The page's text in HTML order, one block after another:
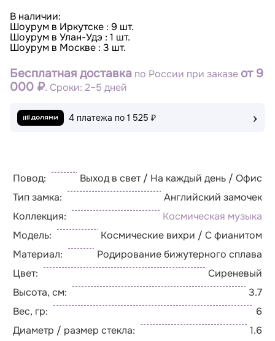
В наличии:
Шоурум в Иркутске : 9 шт.
Шоурум в Улан-Удэ : 1 шт.
Шоурум в Москве : 3 шт.
Бесплатная доставка по России при заказе от 9
000 ₽. Сроки: 2–5 дней
4 платежа по 1 525 ₽ ›
Повод:
Выход в свет / На каждый день / Офис
Тип замка:
Английский замочек
Коллекция:
Космическая музыка
Модель:
Космические вихри / С фианитом
Материал:
Родирование бижутерного сплава
Цвет:
Сиреневый
Высота, см:
3.7
Вес, гр:
6
Диаметр / размер стекла:
1.6